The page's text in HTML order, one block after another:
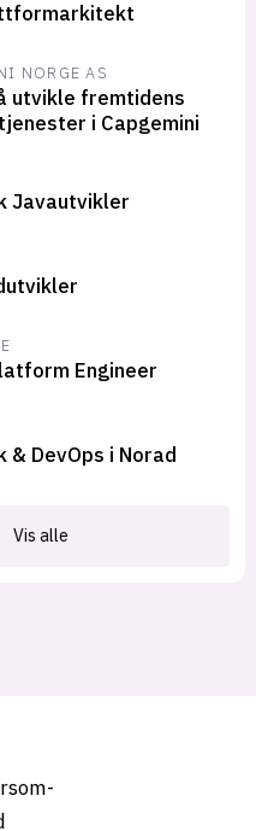
NORGE AS
utvikle fremtidens
i Capgemini
Javautvikler
Engineer
& DevOps i Norad
Vis alle